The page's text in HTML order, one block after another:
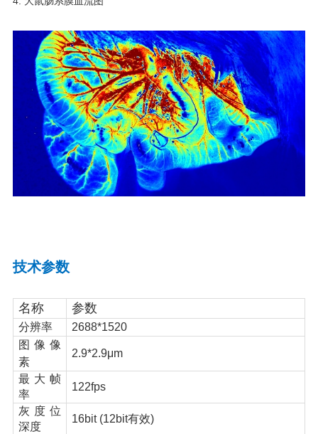
技术参数
名称 参数
分辨率
2688*1520
图像像
素
2.9*2.9μm
最大帧
率
122fps
灰度位
深度
16bit (12bit有效)